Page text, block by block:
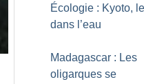
Écologie : Kyoto,
dans l’eau
Madagascar : Les
oligarques se